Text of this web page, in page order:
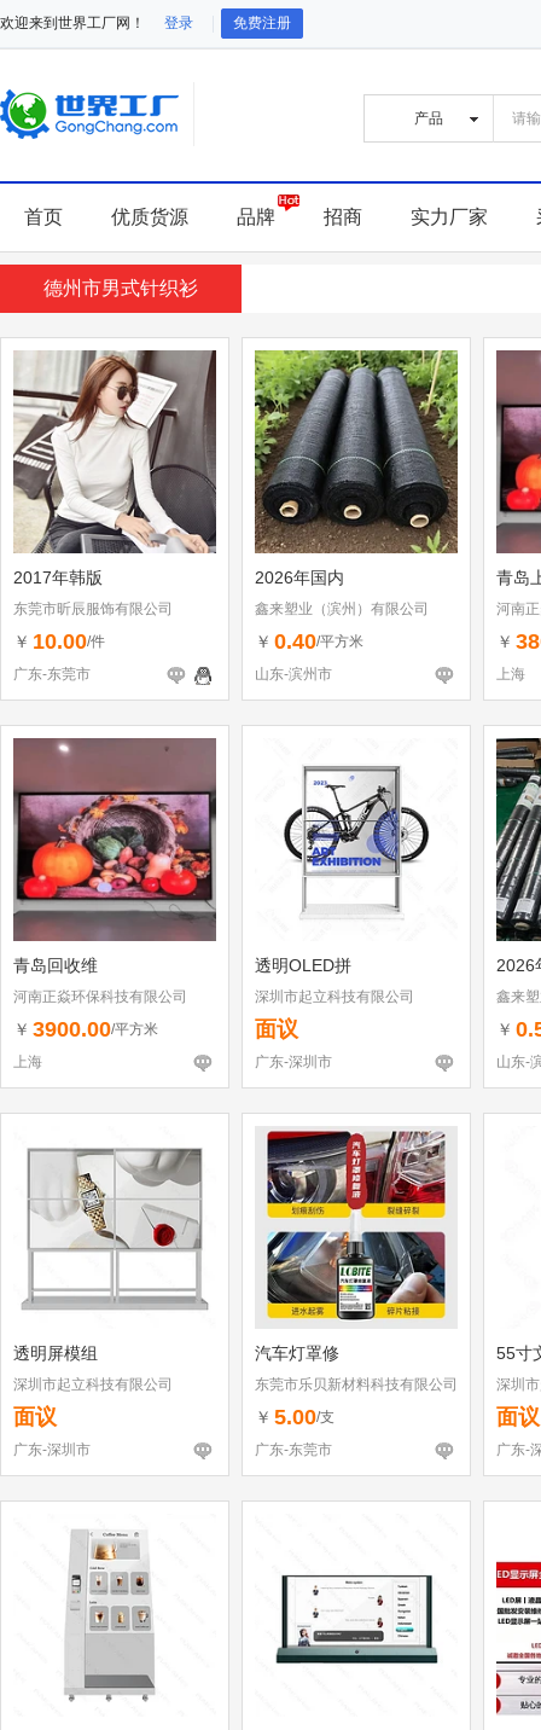
欢迎来到世界工厂网！ 登录 免费注册
首页 优质货源 品牌 招商 实力厂家
德州市男式针织衫
2017年韩版
东莞市昕辰服饰有限公司
￥ 10.00/件
广东-东莞市
2026年国内
鑫来塑业（滨州）有限公司
￥ 0.40/平方米
山东-滨州市
青岛
河南
￥
上海
青岛回收维
河南正焱环保科技有限公司
￥ 3900.00/平方米
上海
透明OLED拼
深圳市起立科技有限公司
面议
广东-深圳市
2026
鑫来
￥
山东-
透明屏模组
深圳市起立科技有限公司
面议
广东-深圳市
汽车灯罩修
东莞市乐贝新材料科技有限公司
￥ 5.00/支
广东-东莞市
55寸
深圳
面议
广东-